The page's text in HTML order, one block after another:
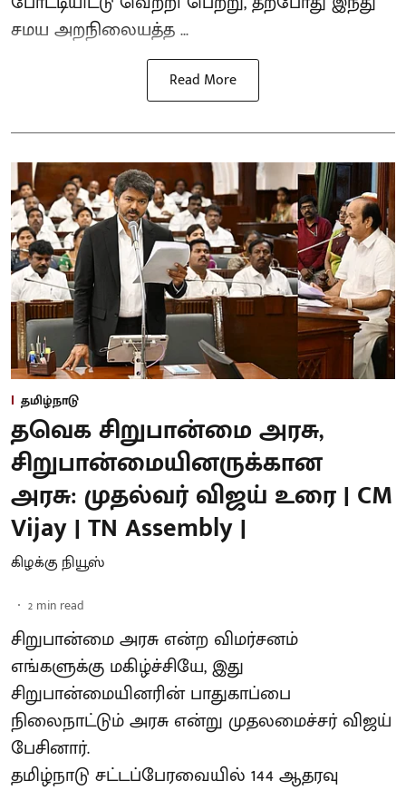
சமய அறநிலையத்த ...
Read More
தமிழ்நாடு
தவெக சிறுபான்மை அரசு,
சிறுபான்மையினருக்கான
அரசு: முதல்வர் விஜய் உரை | CM
Vijay | TN Assembly |
கிழக்கு நியூஸ்
2 min read
சிறுபான்மை அரசு என்ற விமர்சனம்
எங்களுக்கு மகிழ்ச்சியே, இது
சிறுபான்மையினரின் பாதுகாப்பை
நிலைநாட்டும் அரசு என்று முதலமைச்சர் விஜய்
பேசினார்.
தமிழ்நாடு சட்டப்பேரவையில் 144 ஆதரவு